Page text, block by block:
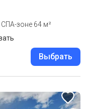
зоне 64 м²
Выбрать